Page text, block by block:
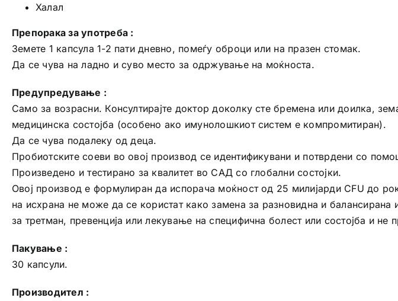
Халал
Препорака за употреба :
Земете 1 капсула 1-2 пати дневно, помеѓу оброци или на празен стомак.
Да се чува на ладно и суво место за одржување на моќноста.
Предупредување :
Само за возрасни. Консултирајте доктор доколку сте бремена или доилка,
медицинска состојба (особено ако имунолошкиот систем е компромитиран).
Да се чува подалеку од деца.
Пробиотските соеви во овој производ се идентификувани и потврдени со
Произведено и тестирано за квалитет во САД со глобални состојки.
Овој производ е формулиран да испорача моќност од 25 милијарди CFU до
на исхрана не може да се користат како замена за разновидна и
за третман, превенција или лекување на специфична болест или состојба и не
Пакување :
30 капсули.
Производител :